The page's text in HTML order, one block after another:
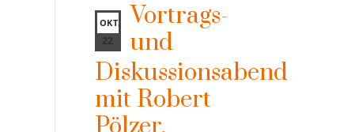
OKT.
22
Vortrags-
und
Diskussionsabend
mit Robert